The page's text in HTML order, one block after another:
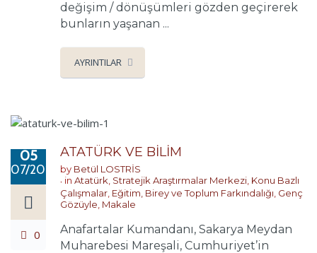
değişim / dönüşümleri gözden geçirerek
bunların yaşanan ...
AYRINTILAR
05
07/2018
0
ATATÜRK VE BİLİM
by Betül LOSTRİS
in Atatürk Stratejik Araştırmalar Merkezi Konu Bazlı
Çalışmalar Eğitim, Birey ve Toplum Farkındalığı Genç
Gözüyle Makale
Anafartalar Kumandanı, Sakarya Meydan
Muharebesi Mareşali, Cumhuriyet’in